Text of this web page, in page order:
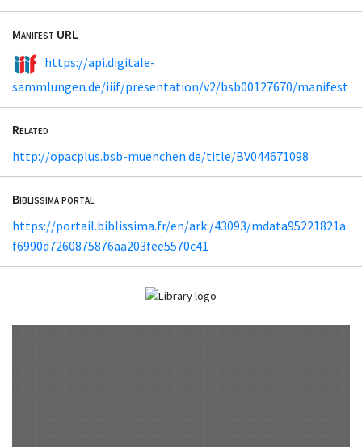
Manifest URL
https://api.digitale-
sammlungen.de/iiif/presentation/v2/bsb00127670/manifest
Related
http://opacplus.bsb-muenchen.de/title/BV044671098
Biblissima portal
https://portail.biblissima.fr/en/ark:/43093/mdata95221821a
f6990d7260875876aa203fee5570c41